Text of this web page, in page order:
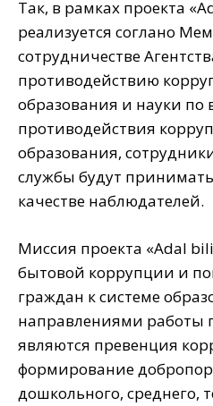
Так, в рамках проекта
реализуется соглано
сотрудничестве
противодействию
образования и науки по
противодействия
образования,
службы будут
качестве наблюдателей.
Миссия проекта «Adal
бытовой коррупции и
граждан к системе
направлениями работы
являются превенция
формирование
дошкольного, среднего,